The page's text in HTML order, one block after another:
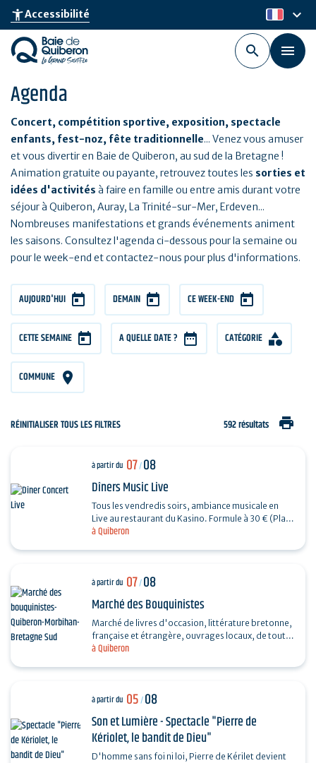
Aller
au
contenu
principal
accessibility_newAccessibilité fr
keyboard_arrow_down
Agenda
Concert, compétition sportive, exposition, spectacle
enfants, fest-noz, fête traditionnelle... Venez vous amuser
et vous divertir en Baie de Quiberon, au sud de la Bretagne !
Animation gratuite ou payante, retrouvez toutes les sorties et
idées d'activités à faire en famille ou entre amis durant votre
séjour à Quiberon, Auray, La Trinité-sur-Mer, Erdeven...
Nombreuses manifestations et grands événements animent
les saisons. Consultez l'agenda ci-dessous pour la semaine ou
pour le week-end et contactez-nous pour plus d'informations.
AUJOURD'HUI DEMAIN CE WEEK-END
CETTE SEMAINE A QUELLE DATE ? CATÉGORIE
COMMUNE
RÉINITIALISER TOUS LES FILTRES 592 résultats print
à Quiberon
à partir du 07/08
Dîners Music Live
Tous les vendredis soirs, ambiance musicale en
Live au restaurant du Kasino. Formule à 30 € (Plat
à Quiberon
à partir du 07/08
Marché des Bouquinistes
Marché de livres d'occasion, littérature bretonne,
française et étrangère, ouvrages locaux, de toutes
les périodes et toutes les collections...
à partir du 05/08
Son et Lumière - Spectacle "Pierre de
Kériolet, le bandit de Dieu"
D'homme sans foi ni loi, Pierre de Kérilet devient